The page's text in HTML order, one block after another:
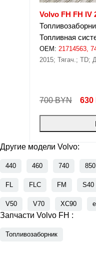
Volvo FH FH IV
Топливная
OEM: 21714563,
2015; Тягач.; TD;
700 BYN 630
Другие модели Volvo:
440 460 740 850
FL FLC FM S40
V50 V70 XC90
Запчасти Volvo FH :
Топливозаборник